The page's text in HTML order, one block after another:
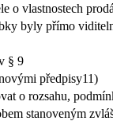
o vlastnostech
byly přímo
§ 9
předpisy11)
o rozsahu,
stanoveným